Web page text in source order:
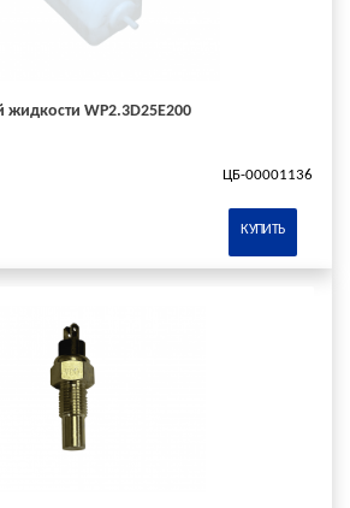
WP2.3D25E200
ЦБ-00001136
КУПИТЬ